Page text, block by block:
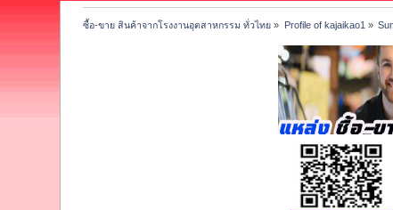
ซื้อ-ขาย สินค้าจากโรงงานอุตสาหกรรม ทั่วไทย » Profile of kajaikao1 »